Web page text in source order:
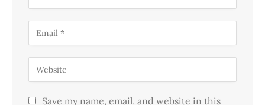
Save my name, email, and website in this